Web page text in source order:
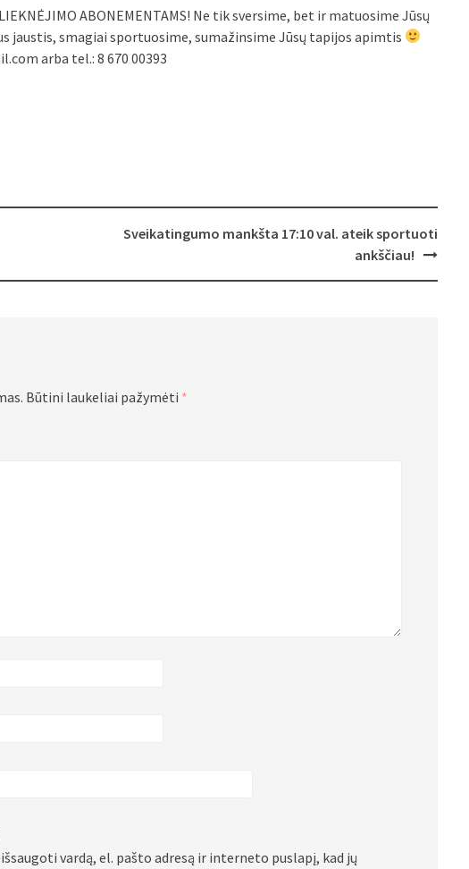
ABONEMENTAMS! Ne tik sversime, bet ir matuosime Jūsų
jaustis, smagiai sportuosime, sumažinsime Jūsų tapijos apimtis
arba tel.: 8 670 00393
Sveikatingumo mankšta 17:10 val. ateik sportuoti
ankščiau!
Būtini laukeliai pažymėti *
vardą, el. pašto adresą ir interneto puslapį, kad jų